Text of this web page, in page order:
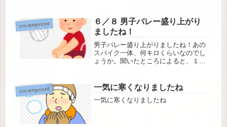
Uncategorized
６／８ 男子バレー盛り上がり
ましたね！
男子バレー盛り上がりましたね！あの
スパイク一体、何キロくらいなのでし
ょうか。聞いたところによると、１０
した。楽しかったです。勝ってよかっ
たです！
Uncategorized 一気に寒くなりましたね
一気に寒くなりましたね